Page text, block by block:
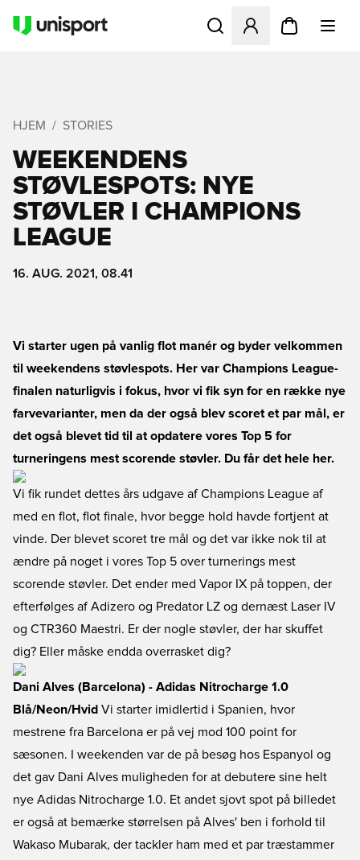
Åbner en Modal til at
HJEM STORIES
WEEKENDENS
STØVLESPOTS: NYE
STØVLER I CHAMPIONS
LEAGUE
16. AUG. 2021, 08.41
Vi starter ugen på vanlig flot manér og byder velkommen
til weekendens støvlespots. Her var Champions League-
finalen naturligvis i fokus, hvor vi fik syn for en række nye
farvevarianter, men da der også blev scoret et par mål, er
det også blevet tid til at opdatere vores Top 5 for
turneringens mest scorende støvler. Du får det hele her.
Vi fik rundet dettes års udgave af Champions League af
med en flot, flot finale, hvor begge hold havde fortjent at
vinde. Der blevet scoret tre mål og det var ikke nok til at
ændre på noget i vores Top 5 over turnerings mest
scorende støvler. Det ender med Vapor IX på toppen, der
efterfølges af Adizero og Predator LZ og dernæst Laser IV
og CTR360 Maestri. Er der nogle støvler, der har skuffet
dig? Eller måske endda overrasket dig?
Dani Alves (Barcelona) - Adidas Nitrocharge 1.0
Blå/Neon/Hvid Vi starter imidlertid i Spanien, hvor
mestrene fra Barcelona er på vej mod 100 point for
sæsonen. I weekenden var de på besøg hos Espanyol og
det gav Dani Alves muligheden for at debutere sine helt
nye Adidas Nitrocharge 1.0. Et andet sjovt spot på billedet
er også at bemærke størrelsen på Alves' ben i forhold til
Wakaso Mubarak, der tackler ham med et par træstammer